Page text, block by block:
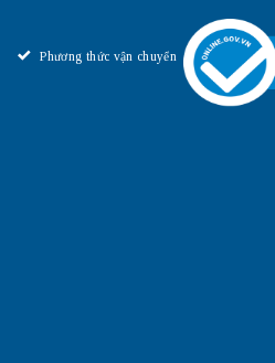
Phương thức vận chuyển